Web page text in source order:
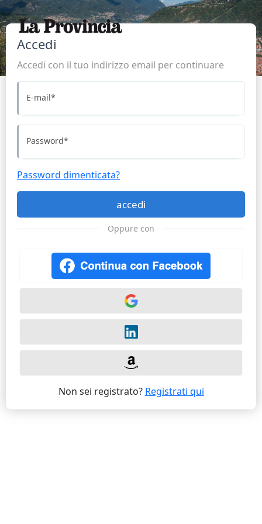
Accedi
Accedi con il tuo indirizzo email per continuare
E-mail*
Password*
Password dimenticata?
accedi
Oppure con
Non sei registrato? Registrati qui